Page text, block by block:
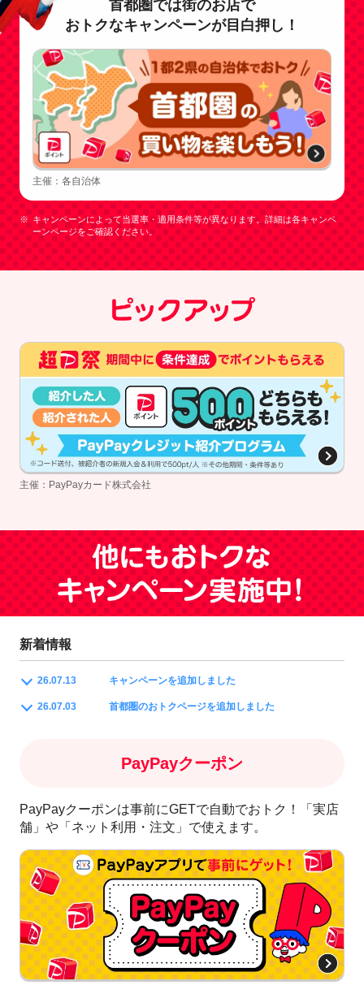
首都圏では街のお店で
おトクなキャンペーンが目白押し！
主催：各自治体
キャンペーンによって当選率・適用条件等が異なります。詳細は各キャンペ
ーンページをご確認ください。
主催：PayPayカード株式会社
新着情報
26.07.13 キャンペーンを追加しました
26.07.03 首都圏のおトクページを追加しました
PayPayクーポン
PayPayクーポンは事前にGETで自動でおトク！「実店
舗」や「ネット利用・注文」で使えます。